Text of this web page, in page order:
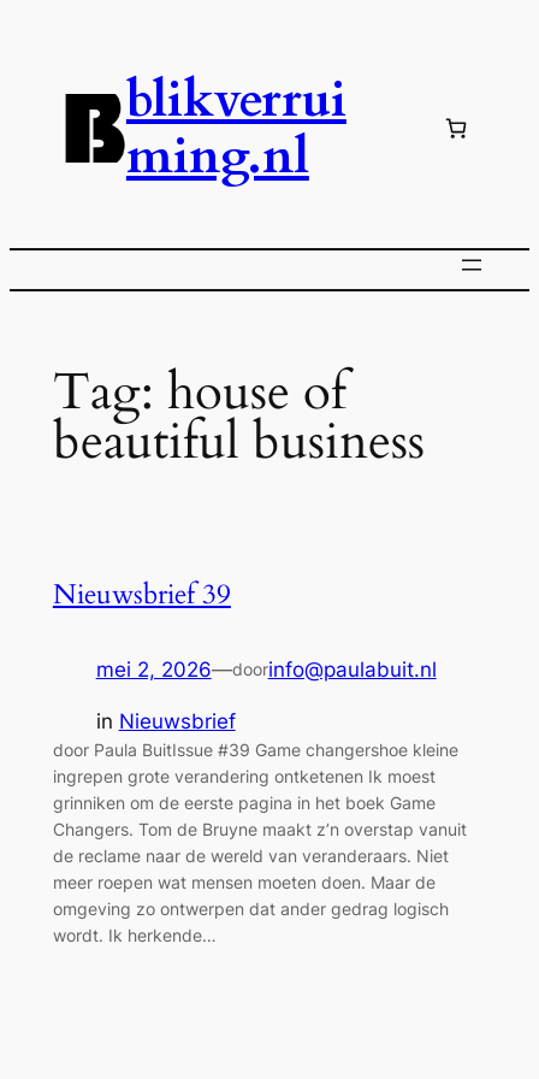
blikverrui
ming.nl
Tag: house of
beautiful business
Nieuwsbrief 39
mei 2, 2026—doorinfo@paulabuit.nl
in Nieuwsbrief
door Paula BuitIssue #39 Game changershoe kleine
ingrepen grote verandering ontketenen Ik moest
grinniken om de eerste pagina in het boek Game
Changers. Tom de Bruyne maakt z’n overstap vanuit
de reclame naar de wereld van veranderaars. Niet
meer roepen wat mensen moeten doen. Maar de
omgeving zo ontwerpen dat ander gedrag logisch
wordt. Ik herkende…